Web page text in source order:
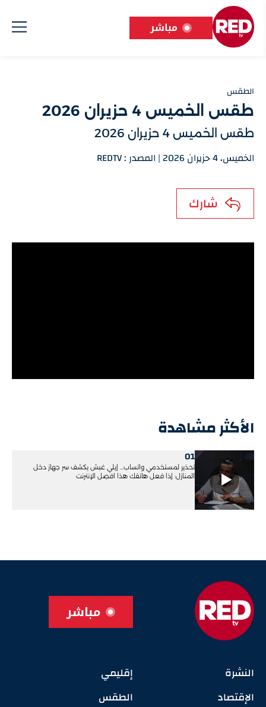
مباشر
الطقس
طقس الخميس 4 حزيران 2026
طقس الخميس 4 حزيران 2026
الخميس، 4 حزيران 2026 | المصدر : REDTV
شارك
الأكثر مشاهدة
01
تحذير لمستخدمي واتساب... إيلي غبش يكشف سر جهاز دخل
المنازل: إذا فعل هاتفك هذا افصِل الإنترنت
مباشر
النشرة
الإقتصاد
إقليمي
الطقس